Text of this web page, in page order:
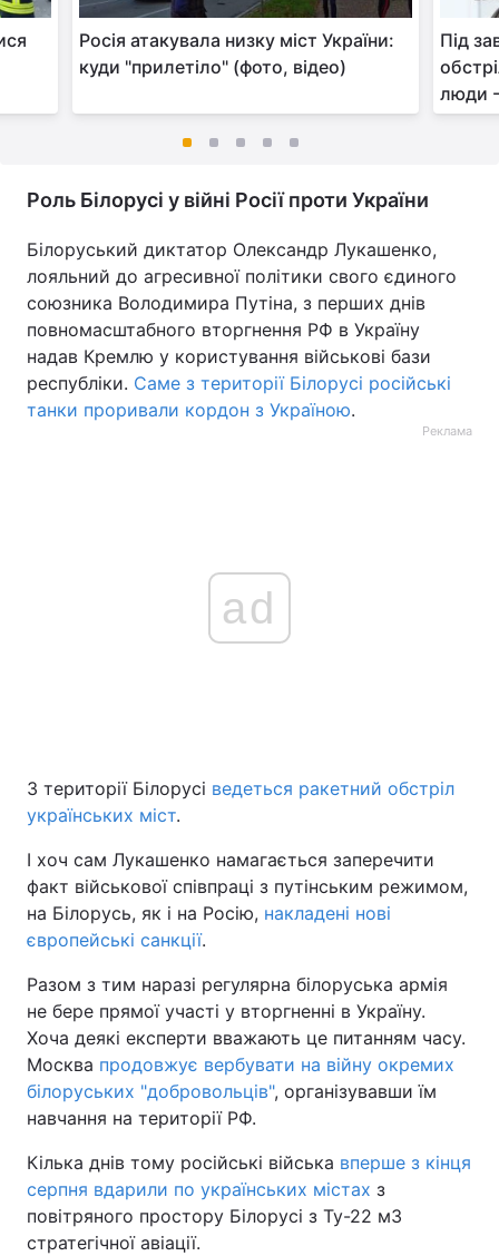
Росія атакувала низку міст України:
куди "прилетіло" (фото, відео)
Під
люди
Роль Білорусі у війні Росії проти України
Білоруський диктатор Олександр Лукашенко,
лояльний до агресивної політики свого єдиного
союзника Володимира Путіна, з перших днів
повномасштабного вторгнення РФ в Україну
надав Кремлю у користування військові бази
республіки. Саме з території Білорусі російські
танки проривали кордон з Україною.
Реклама
ad
З території Білорусі ведеться ракетний обстріл
українських міст.
І хоч сам Лукашенко намагається заперечити
факт військової співпраці з путінським режимом,
на Білорусь, як і на Росію, накладені нові
європейські санкції.
Разом з тим наразі регулярна білоруська армія
не бере прямої участі у вторгненні в Україну.
Хоча деякі експерти вважають це питанням часу.
Москва продовжує вербувати на війну окремих
білоруських "добровольців", організувавши їм
навчання на території РФ.
Кілька днів тому російські війська вперше з кінця
серпня вдарили по українських містах з
повітряного простору Білорусі з Ту-22 м3
стратегічної авіації.